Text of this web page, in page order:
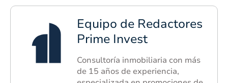
Equipo de Redactores
Prime Invest
Consultoría inmobiliaria con más
de 15 años de experiencia,